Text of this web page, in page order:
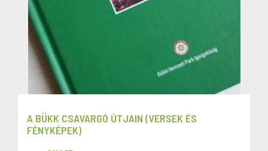
A BÜKK CSAVARGÓ ÚTJAIN (VERSEK ÉS
FÉNYKÉPEK)